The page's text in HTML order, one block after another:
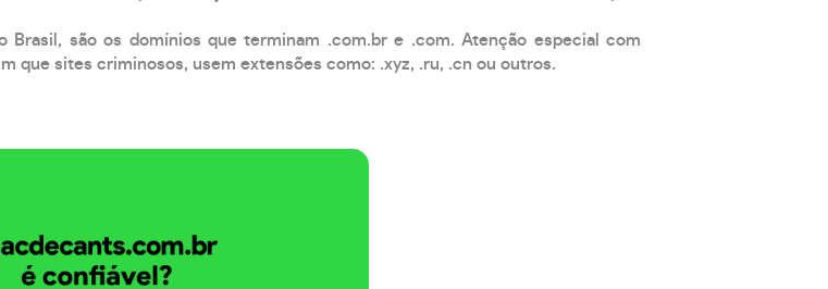
Brasil, são os domínios que terminam .com.br e .com. Atenção especial com
que sites criminosos, usem extensões como: .xyz, .ru, .cn ou outros.